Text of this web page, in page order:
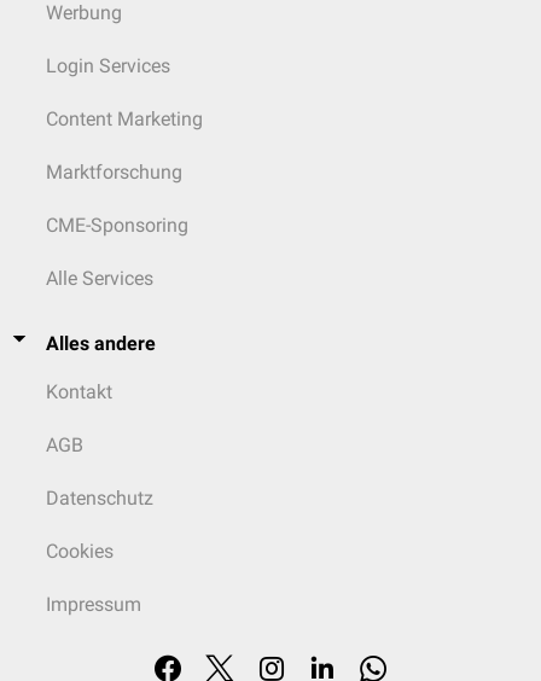
Werbung
Login Services
Content Marketing
Marktforschung
CME-Sponsoring
Alle Services
Alles andere
Kontakt
AGB
Datenschutz
Cookies
Impressum